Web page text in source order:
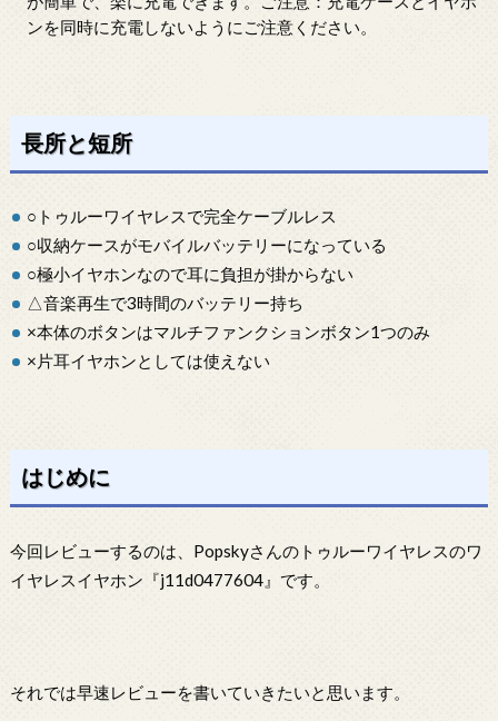
ンを同時に充電しないようにご注意ください。
長所と短所
○トゥルーワイヤレスで完全ケーブルレス
○収納ケースがモバイルバッテリーになっている
○極小イヤホンなので耳に負担が掛からない
△音楽再生で3時間のバッテリー持ち
×本体のボタンはマルチファンクションボタン1つのみ
×片耳イヤホンとしては使えない
はじめに
今回レビューするのは、Popskyさんのトゥルーワイヤレスのワ
イヤレスイヤホン『j11d0477604』です。
それでは早速レビューを書いていきたいと思います。